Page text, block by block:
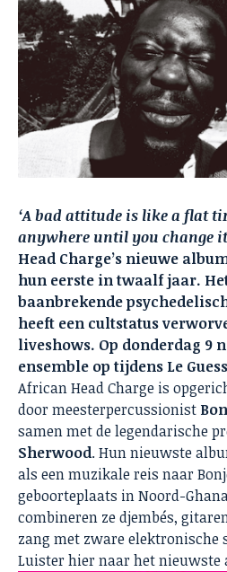
‘A bad attitude is like a flat
anywhere until you change
Head Charge’s nieuwe
hun eerste in twaalf jaar.
baanbrekende
heeft een cultstatus
liveshows. Op donderdag 9
ensemble op tijdens Le
African Head Charge is
door meesterpercussionist
samen met de legendarische
Sherwood. Hun nieuwste
als een muzikale reis naar
geboorteplaats in Noord-
combineren ze djembés,
zang met zware elektronische
Luisterhiernaar het nieuwste